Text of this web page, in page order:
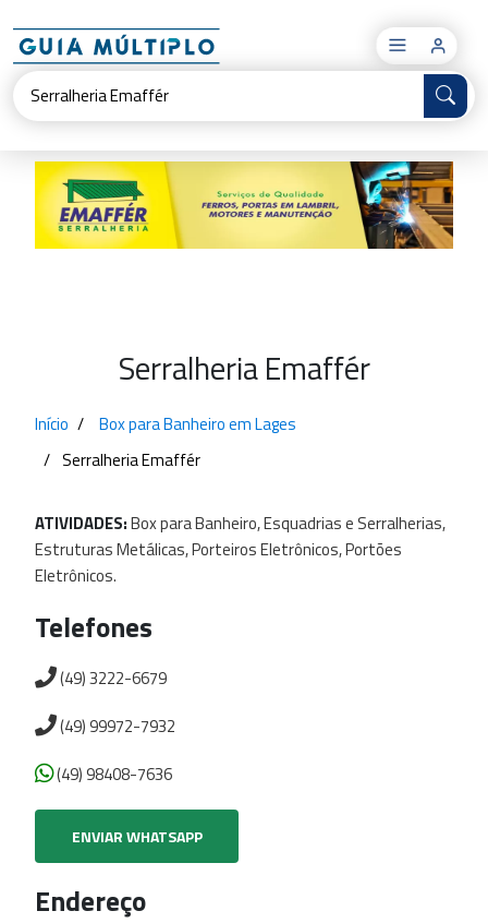
×
Serralheria Emaffér
Início
Box para Banheiro em Lages
Serralheria Emaffér
ATIVIDADES:BoxparaBanheiro,Esquadriase Serralherias,
EstruturasMetálicas,PorteirosEletrônicos,Portões
Eletrônicos.
Telefones
(49) 3222-6679
(49) 99972-7932
(49) 98408-7636
ENVIAR WHATSAPP
Endereço